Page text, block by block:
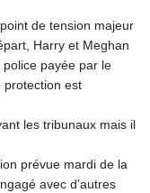
de tension majeur
Harry et Meghan
payée par le
protection est
les tribunaux mais il
prévue mardi de la
avec d'autres